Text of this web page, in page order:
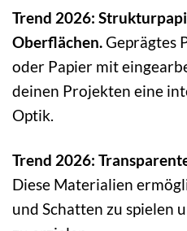
Trend 2026:
Oberflächen.Geprägtes
oder Papier mit
deinen Projekten eine
Optik.
Trend 2026:
Diese Materialien
und Schatten zu spielen